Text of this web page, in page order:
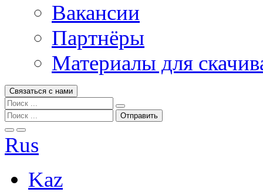
Вакансии
Партнёры
Материалы для
Связаться с нами
Rus
Kaz